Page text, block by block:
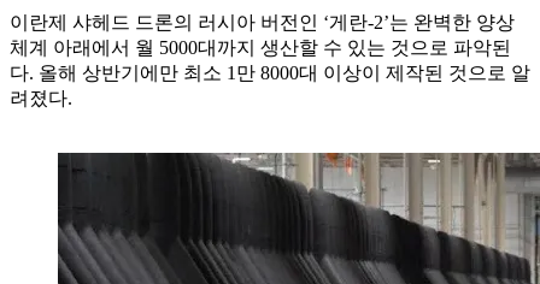
이란제 샤헤드 드론의 러시아 버전인 ‘게란-2’는 완벽한 양상
체계 아래에서 월 5000대까지 생산할 수 있는 것으로 파악된
다. 올해 상반기에만 최소 1만 8000대 이상이 제작된 것으로 알
려졌다.